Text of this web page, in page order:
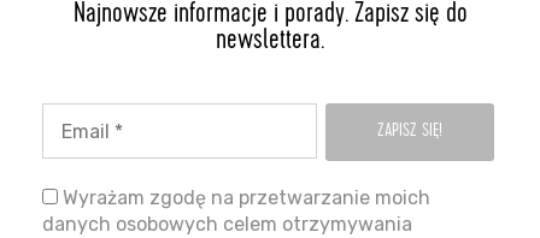
Najnowsze informacje i porady. Zapisz się do
newslettera.
Wyrażam zgodę na przetwarzanie moich
danych osobowych celem otrzymywania